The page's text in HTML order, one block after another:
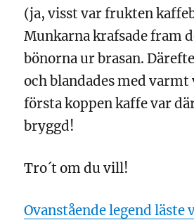
(ja, visst var frukten
Munkarna krafsade fram
bönorna ur brasan.
och blandades med varmt
första koppen kaffe var
bryggd!
Tro´t om du vill!
Ovanstående legend läste